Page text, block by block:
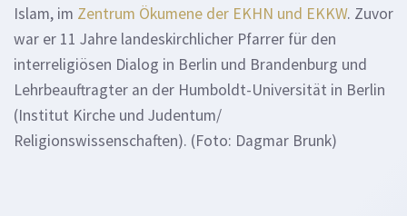
Islam, im Zentrum Ökumene der EKHN und EKKW. Zuvor
war er 11 Jahre landeskirchlicher Pfarrer für den
interreligiösen Dialog in Berlin und Brandenburg und
Lehrbeauftragter an der Humboldt-Universität in Berlin
(Institut Kirche und Judentum/
Religionswissenschaften). (Foto: Dagmar Brunk)